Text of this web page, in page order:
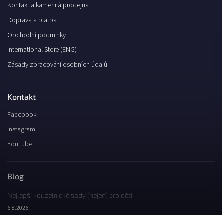
Kontakt a kamenná prodejna
Doprava a platba
Obchodní podmínky
International Store (ENG)
Zásady zpracování osobních údajů
Kontakt
Facebook
Instagram
YouTube
Blog
Nejlepší kouzelnické sady (nejen) pro děti
6.8.2026